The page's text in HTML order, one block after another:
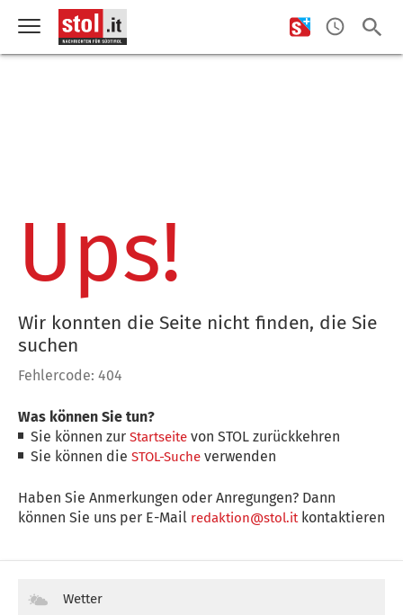
Ups!
Wir konnten die Seite nicht finden, die Sie
suchen
Fehlercode: 404
Was können Sie tun?
Sie können zurStartseite von STOL zurückkehren
Sie können dieSTOL-Suche verwenden
Haben Sie Anmerkungen oder Anregungen? Dann
können Sie uns per E-Mail redaktion@stol.itkontaktieren
Wetter